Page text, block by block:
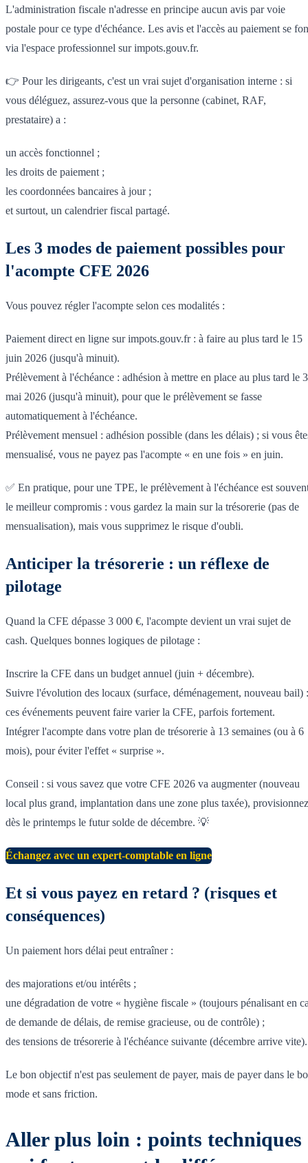
L'administration fiscale n'adresse en principe aucun avis par voie
postale pour ce type d'échéance. Les avis et l'accès au paiement se
via l'espace professionnel sur impots.gouv.fr.
👉 Pour les dirigeants, c'est un vrai sujet d'organisation interne : si
vous déléguez, assurez-vous que la personne (cabinet, RAF,
prestataire) a :
un accès fonctionnel ;
les droits de paiement ;
les coordonnées bancaires à jour ;
et surtout, un calendrier fiscal partagé.
Les 3 modes de paiement possibles pour
l'acompte CFE 2026
Vous pouvez régler l'acompte selon ces modalités :
Paiement direct en ligne sur impots.gouv.fr : à faire au plus tard le 15
juin 2026 (jusqu'à minuit).
Prélèvement à l'échéance : adhésion à mettre en place au plus tard le
mai 2026 (jusqu'à minuit), pour que le prélèvement se fasse
automatiquement à l'échéance.
Prélèvement mensuel : adhésion possible (dans les délais) ; si vous
mensualisé, vous ne payez pas l'acompte « en une fois » en juin.
✅ En pratique, pour une TPE, le prélèvement à l'échéance est
le meilleur compromis : vous gardez la main sur la trésorerie (pas de
mensualisation), mais vous supprimez le risque d'oubli.
Anticiper la trésorerie : un réflexe de
pilotage
Quand la CFE dépasse 3 000 €, l'acompte devient un vrai sujet de
cash. Quelques bonnes logiques de pilotage :
Inscrire la CFE dans un budget annuel (juin + décembre).
Suivre l'évolution des locaux (surface, déménagement, nouveau bail) :
ces événements peuvent faire varier la CFE, parfois fortement.
Intégrer l'acompte dans votre plan de trésorerie à 13 semaines (ou à 6
mois), pour éviter l'effet « surprise ».
Conseil : si vous savez que votre CFE 2026 va augmenter (nouveau
local plus grand, implantation dans une zone plus taxée), provisionnez
dès le printemps le futur solde de décembre. 💡
Échangez avec un expert-comptable en ligne
Et si vous payez en retard ? (risques et
conséquences)
Un paiement hors délai peut entraîner :
des majorations et/ou intérêts ;
une dégradation de votre « hygiène fiscale » (toujours pénalisant en
de demande de délais, de remise gracieuse, ou de contrôle) ;
des tensions de trésorerie à l'échéance suivante (décembre arrive vite).
Le bon objectif n'est pas seulement de payer, mais de payer dans le
mode et sans friction.
Aller plus loin : points techniques